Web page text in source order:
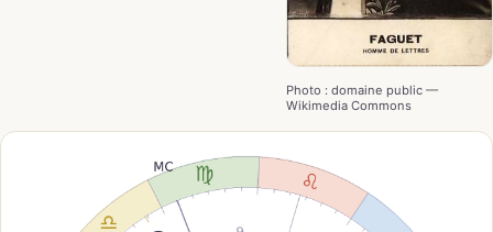
Photo : domaine public —
Wikimedia Commons